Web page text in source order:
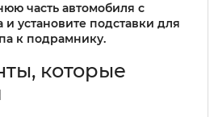
часть автомобиля с
установите подставки для
к подрамнику.
которые